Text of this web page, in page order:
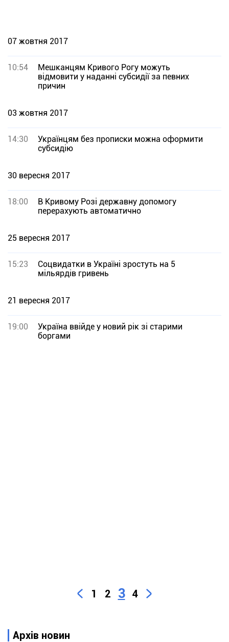
07 жовтня 2017
10:54
Мешканцям Кривого Рогу можуть
відмовити у наданні субсидії за певних
причин
03 жовтня 2017
14:30
Українцям без прописки можна оформити
субсидію
30 вересня 2017
18:00
В Кривому Розі державну допомогу
перерахують автоматично
25 вересня 2017
15:23
Соцвидатки в Україні зростуть на 5
мільярдів гривень
21 вересня 2017
19:00
Україна ввійде у новий рік зі старими
боргами
1 2 3 4
Архів новин